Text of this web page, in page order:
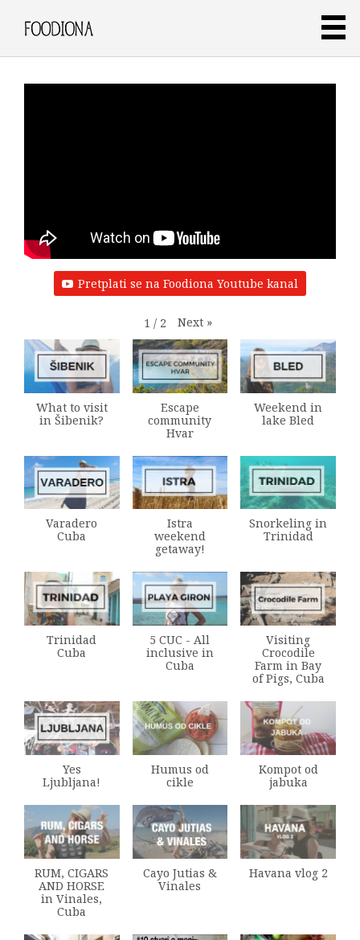
Pretplati se na Foodiona Youtube kanal
1 / 2 Next »
What to visit
in Šibenik?
Escape
community
Hvar
Weekend in
lake Bled
Varadero
Cuba
Istra
weekend
getaway!
Snorkeling in
Trinidad
Trinidad
Cuba
5 CUC - All
inclusive in
Cuba
Visiting
Crocodile
Farm in Bay
of Pigs, Cuba
Yes
Ljubljana!
Humus od
cikle
Kompot od
jabuka
RUM, CIGARS
AND HORSE
in Vinales,
Cuba
Cayo Jutias &
Vinales
Havana vlog 2